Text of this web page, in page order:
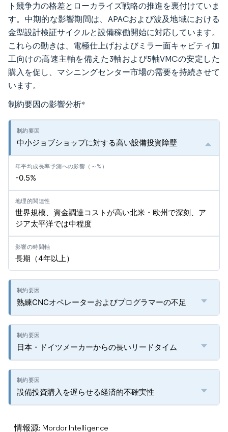
ト競争力の格差とローカライズ戦略の推進を裏付けていま
す。中期的な影響期間は、APACおよび波及地域における
金型設計検証サイクルと設備稼働開始に対応しています。
これらの動きは、電極仕上げおよびミラー面キャビティ加
工向けの高速主軸を備えた3軸および5軸VMCの安定した
購入を促し、マシニングセンター市場の需要を持続させて
います。
制約要因の影響分析*
中小ジョブショップに対する高い設備投資障壁
-0.5%
世界規模、資金調達コストが高い北米・欧州で深刻、ア
ジア太平洋では中程度
長期（4年以上）
熟練CNCオペレーターおよびプログラマーの不足
日本・ドイツメーカーからの長いリードタイム
設備投資購入を遅らせる経済的不確実性
情報源: Mordor Intelligence